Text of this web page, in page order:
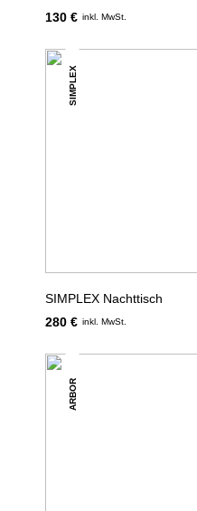
130 € inkl. MwSt.
SIMPLEX
SIMPLEX Nachttisch
280 € inkl. MwSt.
ARBOR